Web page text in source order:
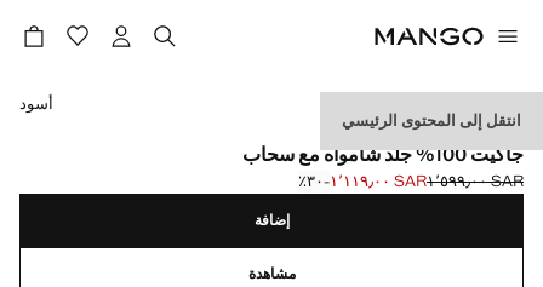
انتقل إلى المحتوى الرئيسي
الجلد
جاكيت 100% جلد شامواه مع سحاب
السعر الأول محذوف [SAR ١٬٥٩٩٫٠٠ ]
SAR ١٬٥٩٩٫٠٠
السعر الحالي [SAR ١٬١١٩٫٠٠ ]SAR ١٬١١٩٫٠٠ ؜-٣٠٪؜
حدد اللون
أسود
إضافة
مشاهدة